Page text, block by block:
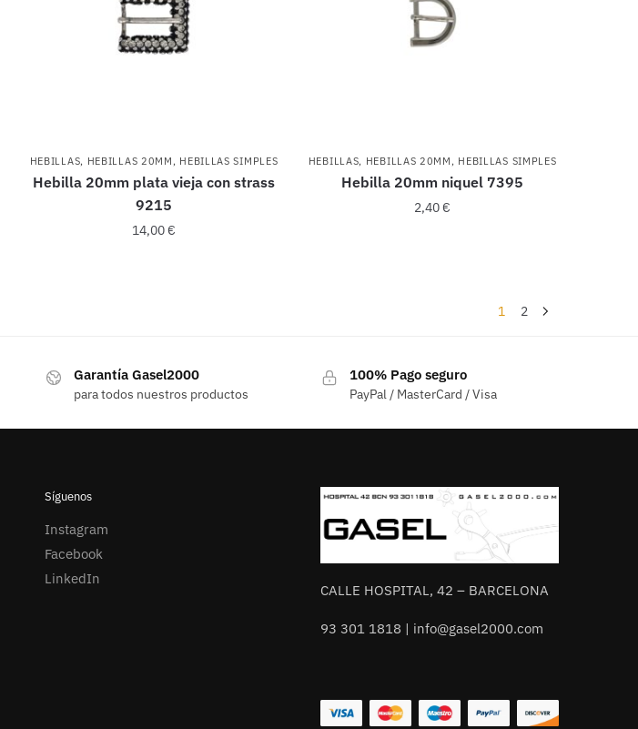
HEBILLAS, HEBILLAS 20MM , HEBILLAS SIMPLES
Hebilla 20mm plata vieja con strass
9215
14,00€
HEBILLAS, HEBILLAS 20MM , HEBILLAS SIMPLES
Hebilla 20mm niquel 7395
2,40€
1 2
Garantía Gasel2000
para todos nuestros productos
100% Pago seguro
PayPal / MasterCard / Visa
Síguenos
Instagram
Facebook
LinkedIn
CALLE HOSPITAL, 42 – BARCELONA
93 301 1818 | info@gasel2000.com